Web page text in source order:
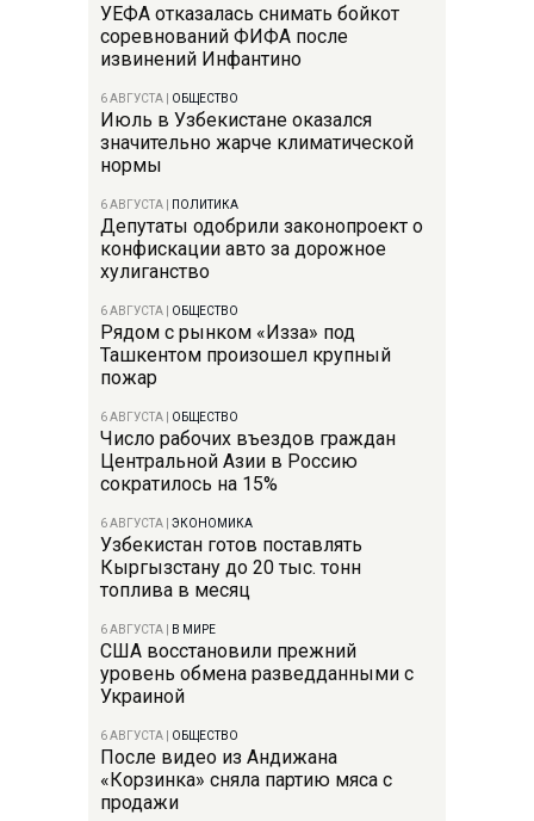
УЕФА отказалась снимать бойкот
соревнований ФИФА после
извинений Инфантино
6 АВГУСТА ОБЩЕСТВО
Июль в Узбекистане оказался
значительно жарче климатической
нормы
6 АВГУСТА ПОЛИТИКА
Депутаты одобрили законопроект о
конфискации авто за дорожное
хулиганство
6 АВГУСТА ОБЩЕСТВО
Рядом с рынком «Изза» под
Ташкентом произошел крупный
пожар
6 АВГУСТА ОБЩЕСТВО
Число рабочих въездов граждан
Центральной Азии в Россию
сократилось на 15%
6 АВГУСТА ЭКОНОМИКА
Узбекистан готов поставлять
Кыргызстану до 20 тыс. тонн
топлива в месяц
6 АВГУСТА В МИРЕ
США восстановили прежний
уровень обмена разведданными с
Украиной
6 АВГУСТА ОБЩЕСТВО
После видео из Андижана
«Корзинка» сняла партию мяса с
продажи